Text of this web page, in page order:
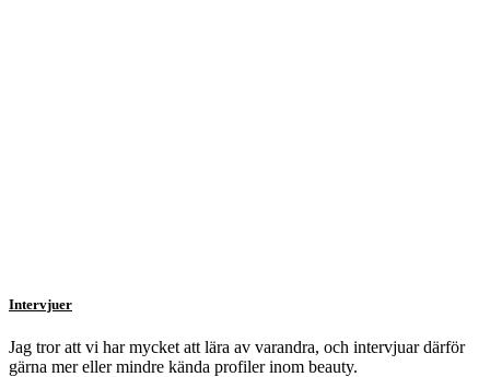
Intervjuer
Jag tror att vi har mycket att lära av varandra, och intervjuar därför
gärna mer eller mindre kända profiler inom beauty.